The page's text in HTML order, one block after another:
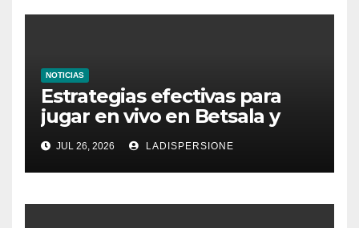
NOTICIAS
Estrategias efectivas para
jugar en vivo en Betsala y
aumentar tus ganancias
JUL 26, 2026 LADISPERSIONE